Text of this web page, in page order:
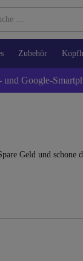
Zubehör
und Google-
Geld und schone